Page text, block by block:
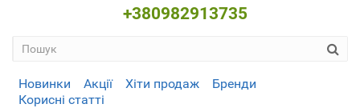
+380982913735
Новинки Акції Хіти продаж
Бренди
Корисні статті